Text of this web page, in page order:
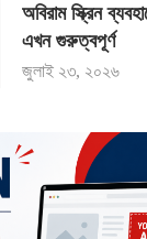
অবিরাম স্ক্রিন
এখন গুরুত্বপূর্ণ
জুলাই ২৩, ২০২৬